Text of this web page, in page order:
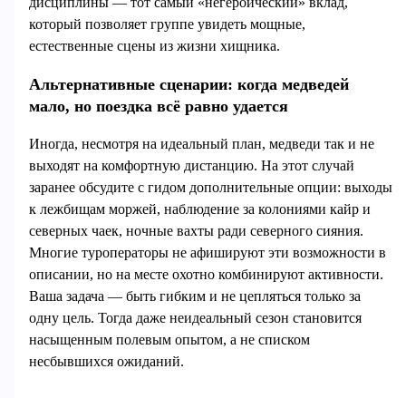
который позволяет группе увидеть мощные,
естественные сцены из жизни хищника.
Альтернативные сценарии: когда медведей
мало, но поездка всё равно удается
Иногда, несмотря на идеальный план, медведи так и не
выходят на комфортную дистанцию. На этот случай
заранее обсудите с гидом дополнительные опции: выходы
к лежбищам моржей, наблюдение за колониями кайр и
северных чаек, ночные вахты ради северного сияния.
Многие туроператоры не афишируют эти возможности в
описании, но на месте охотно комбинируют активности.
Ваша задача — быть гибким и не цепляться только за
одну цель. Тогда даже неидеальный сезон становится
насыщенным полевым опытом, а не списком
несбывшихся ожиданий.